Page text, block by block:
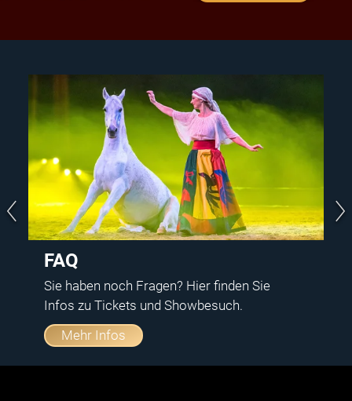
FAQ
Sie haben noch Fragen? Hier finden Sie
Infos zu Tickets und Showbesuch.
Mehr Infos